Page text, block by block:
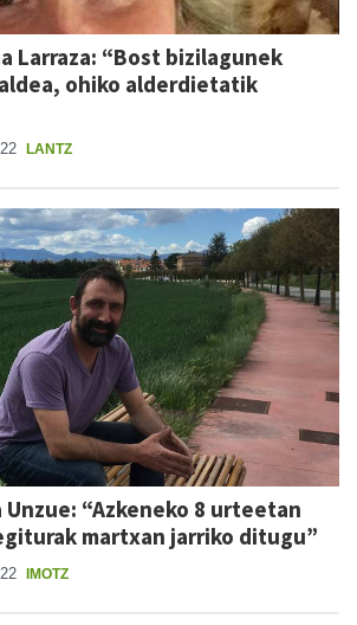
Larraza: “Bost bizilagunek
ohiko alderdietatik
LANTZ
“Azkeneko 8 urteetan
martxan jarriko ditugu”
IMOTZ